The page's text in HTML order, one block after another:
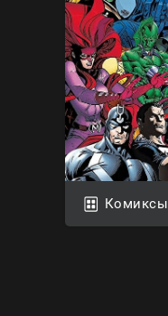
Комиксы